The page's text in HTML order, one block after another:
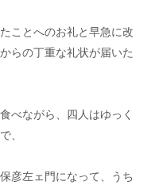
ことへのお礼と早急に改
らの丁重な礼状が届いた
べながら、四人はゆっく
、
彦左ェ門になって、うち